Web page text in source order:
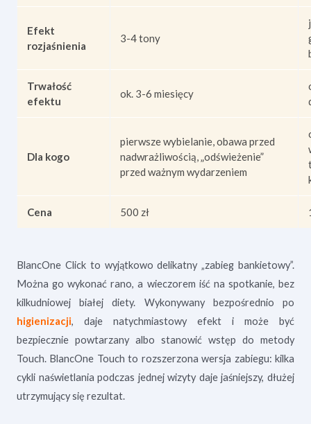
Efekt
rozjaśnienia
3-4 tony
Trwałość
efektu
ok. 3-6 miesięcy
Dla kogo
pierwsze wybielanie, obawa przed
nadwrażliwością, „odświeżenie”
przed ważnym wydarzeniem
Cena 500 zł
BlancOne Click to wyjątkowo delikatny „zabieg bankietowy”.
Można go wykonać rano, a wieczorem iść na spotkanie, bez
kilkudniowej białej diety. Wykonywany bezpośrednio po
higienizacji, daje natychmiastowy efekt i może być
bezpiecznie powtarzany albo stanowić wstęp do metody
Touch. BlancOne Touch to rozszerzona wersja zabiegu: kilka
cykli naświetlania podczas jednej wizyty daje jaśniejszy, dłużej
utrzymujący się rezultat.